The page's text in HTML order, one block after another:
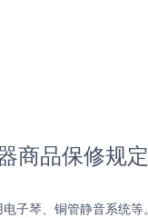
商品保修规定
子琴、铜管静音系统等。